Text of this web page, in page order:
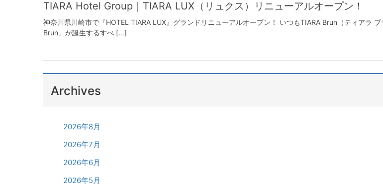
TIARA Hotel Group｜TIARA LUX（リュクス）リニューアルオープン！
神奈川県川崎市で『HOTEL TIARA LUX』グランドリニューアルオープン！ いつもTIARA Brun（ティアラ
Brun」が誕生するすべ […]
Archives
2026年8月
2026年7月
2026年6月
2026年5月